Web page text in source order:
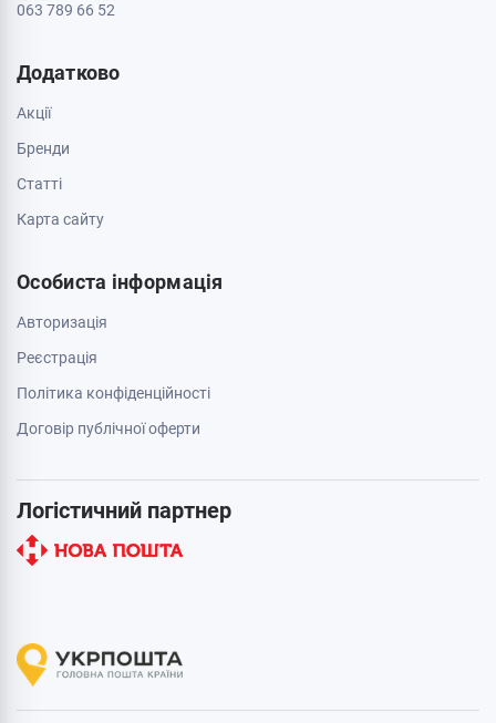
063 789 66 52
Додатково
Акції
Бренди
Cтатті
Карта сайту
Особиста інформація
Авторизація
Реєстрація
Політика конфіденційності
Договір публічної оферти
Логістичний партнер